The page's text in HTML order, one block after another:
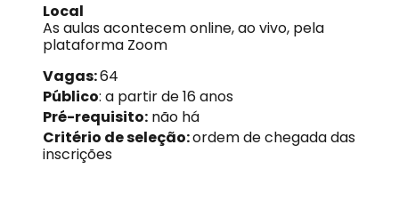
Local
As aulas acontecem online, ao vivo, pela
plataforma Zoom
Vagas:64
Público: a partir de 16 anos
Pré-requisito: não há
Critério de seleção:ordem de chegada das
inscrições